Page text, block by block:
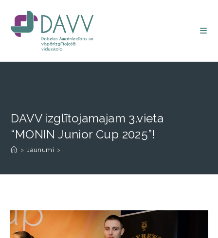
DAVV izglītojamajam 3.vieta
“MONIN Junior Cup 2025”!
> Jaunumi >